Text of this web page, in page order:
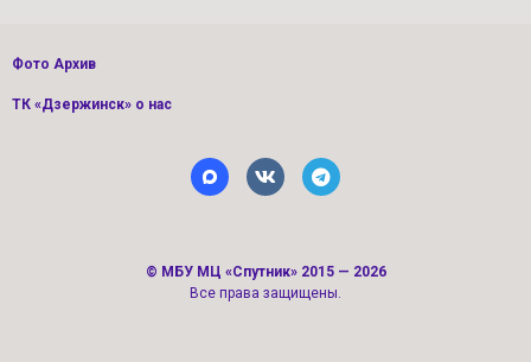
Фото Архив
ТК «Дзержинск» о нас
© МБУ МЦ «Спутник» 2015 — 2026
Все права защищены.